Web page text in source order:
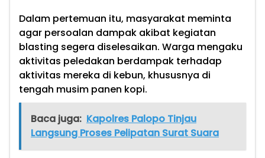
Dalam pertemuan itu, masyarakat meminta
agar persoalan dampak akibat kegiatan
blasting segera diselesaikan. Warga mengaku
aktivitas peledakan berdampak terhadap
aktivitas mereka di kebun, khususnya di
tengah musim panen kopi.
Baca juga: Kapolres Palopo Tinjau
Langsung Proses Pelipatan Surat Suara